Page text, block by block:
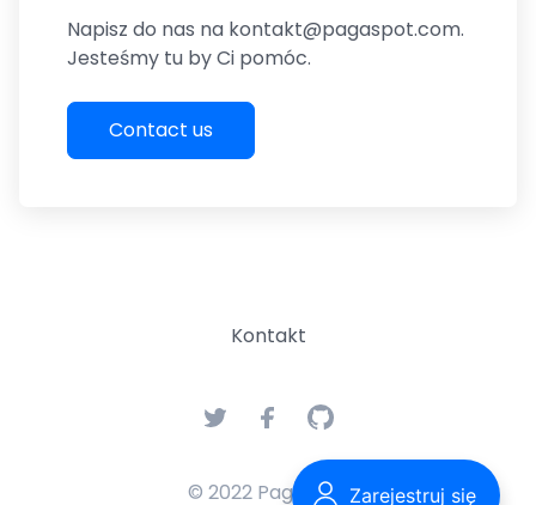
Napisz do nas na kontakt@pagaspot.com.
Jesteśmy tu by Ci pomóc.
Contact us
Kontakt
© 2022 Pagaspot